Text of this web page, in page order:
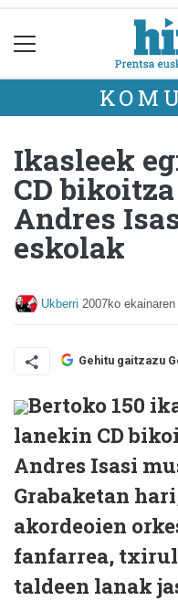
Ikasleek
CD
Andres
eskolak
Ukberri 2007ko ekainaren
Gehitu gaitzazu
Bertoko 150
lanekin CD
Andres Isasi
Grabaketan
akordeoien
fanfarrea,
taldeen lanak